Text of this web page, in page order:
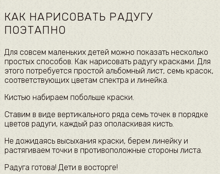
КАК НАРИСОВАТЬ РАДУГУ
ПОЭТАПНО
Для совсем маленьких детей можно показать несколько
простых способов. Как нарисовать радугу красками. Для
этого потребуется простой альбомный лист, семь красок,
соответствующих цветам спектра и линейка.
Кистью набираем побольше краски.
Ставим в виде вертикального ряда семь точек в порядке
цветов радуги, каждый раз ополаскивая кисть.
Не дожидаясь высыхания краски, берем линейку и
растягиваем точки в противоположные стороны листа.
Радуга готова! Дети в восторге!